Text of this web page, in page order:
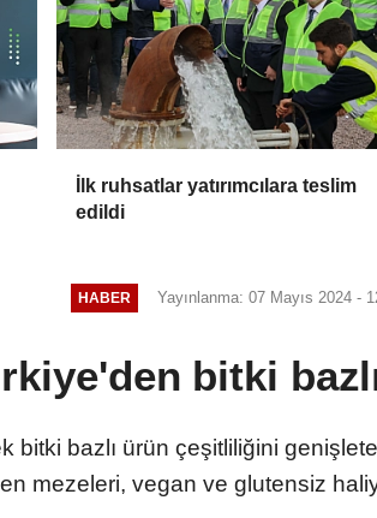
İlk ruhsatlar yatırımcılara teslim
edildi
HABER Yayınlanma: 07 Mayıs 2024 -
bitki
bitki bazlı ürün çeşitliliğini
mezeleri, vegan ve glutensiz